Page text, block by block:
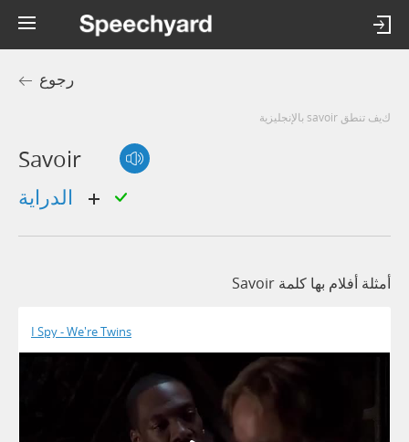
رجوع
كيف تنطق savoir بالإنجليزية
Savoir
أمثلة أفلام بها كلمة Savoir
I Spy - We're Twins